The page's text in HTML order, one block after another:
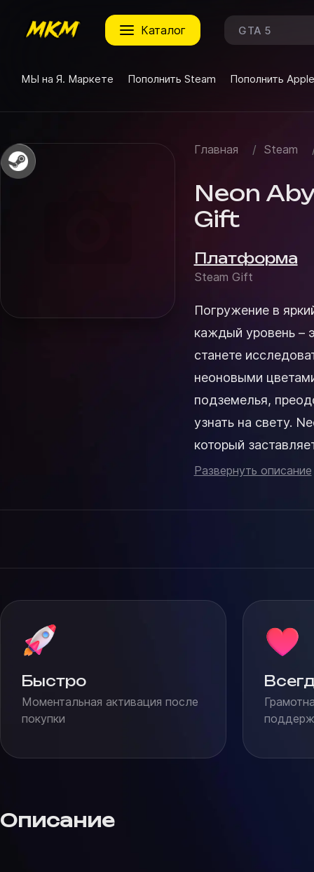
каталог
МЫ на Я. Маркете Пополнить Steam Пополнить Apple
Главная / Steam
Neon
Gift
Платформа
Steam Gift
Погружение в яркий мир Neon Abyss
каждый уровень –
станете
неоновыми
подземелья,
узнать на свету. Neon Abyss предлагает динамичный игровой процесс,
который
Управляйте
Развернуть описание
Быстро
Моментальная активация после
покупки
Описание